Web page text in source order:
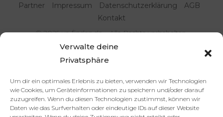
Verwalte deine
Privatsphäre
Um dir ein optimales Erlebnis zu bieten, verwenden wir Technologien
wie Cookies, um Geräteinformationen zu speichern und/oder darauf
zuzugreifen. Wenn du diesen Technologien zustimmst, können wir
Daten wie das Surfverhalten oder eindeutige IDs auf dieser Website
© 2025 va-finden.de – Alle Rechte vorbehalten.
Partner Impressum Datenschutzerklärung
AGB
Kontakt
Virtuelle Assistenz & Freelancer
finden | VA Expert:innenportal